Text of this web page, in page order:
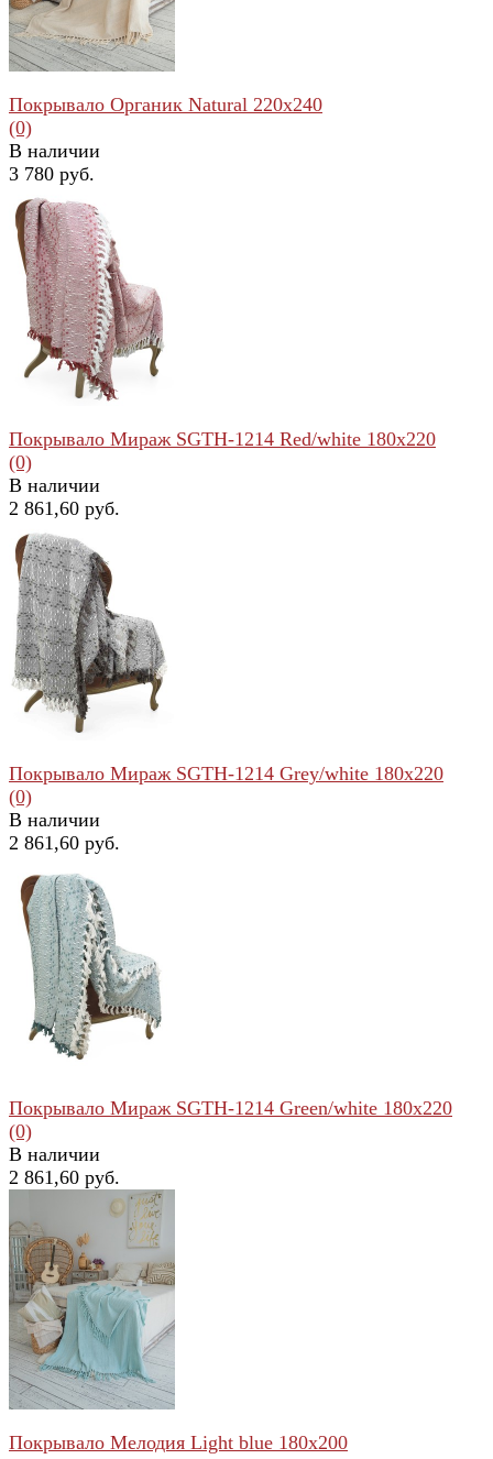
избранное сравнить
Покрывало Органик Natural 220x240
(0)
В наличии
3 780 руб.
избранное сравнить
Покрывало Мираж SGTH-1214 Red/white 180x220
(0)
В наличии
2 861,60 руб.
избранное сравнить
Покрывало Мираж SGTH-1214 Grey/white 180x220
(0)
В наличии
2 861,60 руб.
избранное сравнить
Покрывало Мираж SGTH-1214 Green/white 180x220
(0)
В наличии
2 861,60 руб.
Покрывало Мелодия Light blue 180x200